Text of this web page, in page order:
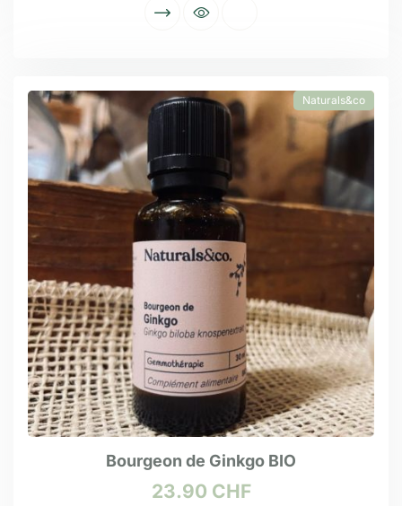
Naturals&co
Bourgeon de Ginkgo BIO
23.90 CHF